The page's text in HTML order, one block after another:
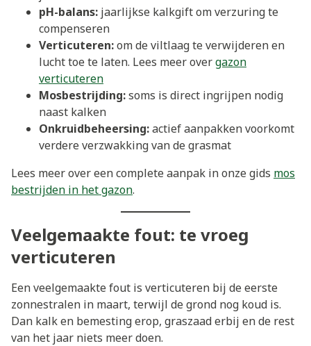
pH-balans: jaarlijkse kalkgift om verzuring te
compenseren
Verticuteren:om de viltlaag te verwijderen en
lucht toe te laten. Lees meer overgazon
verticuteren
Mosbestrijding:soms is direct ingrijpen nodig
naast kalken
Onkruidbeheersing:actief aanpakken voorkomt
verdere verzwakking van de grasmat
Lees meer over een complete aanpak in onze gids mos
bestrijden in het gazon.
Veelgemaakte fout: te vroeg
verticuteren
Een veelgemaakte fout is verticuteren bij de eerste
zonnestralen in maart, terwijl de grond nog koud is.
Dan kalk en bemesting erop, graszaad erbij en de rest
van het jaar niets meer doen.